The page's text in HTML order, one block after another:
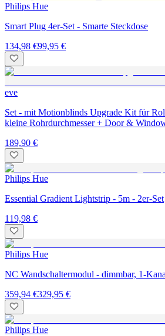
Philips Hue
Smart Plug 4er-Set - Smarte Steckdose
134,98 €99,95 €
eve
Set - mit Motionblinds Upgrade Kit für
kleine Rohrdurchmesser + Door &
189,90 €
Philips Hue
Essential Gradient Lightstrip - 5m - 2er-Set
119,98 €
Philips Hue
NC Wandschaltermodul - dimmbar, 1-
359,94 €329,95 €
Philips Hue